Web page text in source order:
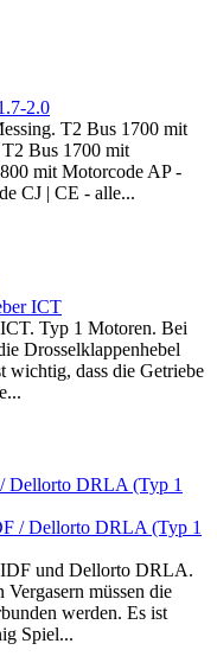
T2 Bus 1700 mit
Bus 1700 mit
mit Motorcode AP -
CJ | CE - alle...
Typ 1 Motoren. Bei
Drosselklappenhebel
wichtig, dass die Getriebe
/ Dellorto DRLA (Typ 1
IDF und Dellorto DRLA.
müssen die
werden. Es ist
Spiel...